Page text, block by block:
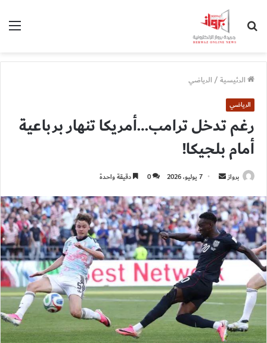
الرئيسية/الرياضي
الرياضي
رغم تدخل ترامب…أمريكا تنهار برباعية
أمام بلجيكا!
برواز
أرسل
إلكترونيا
7 يوليو، 2026 0 دقيقة واحدة